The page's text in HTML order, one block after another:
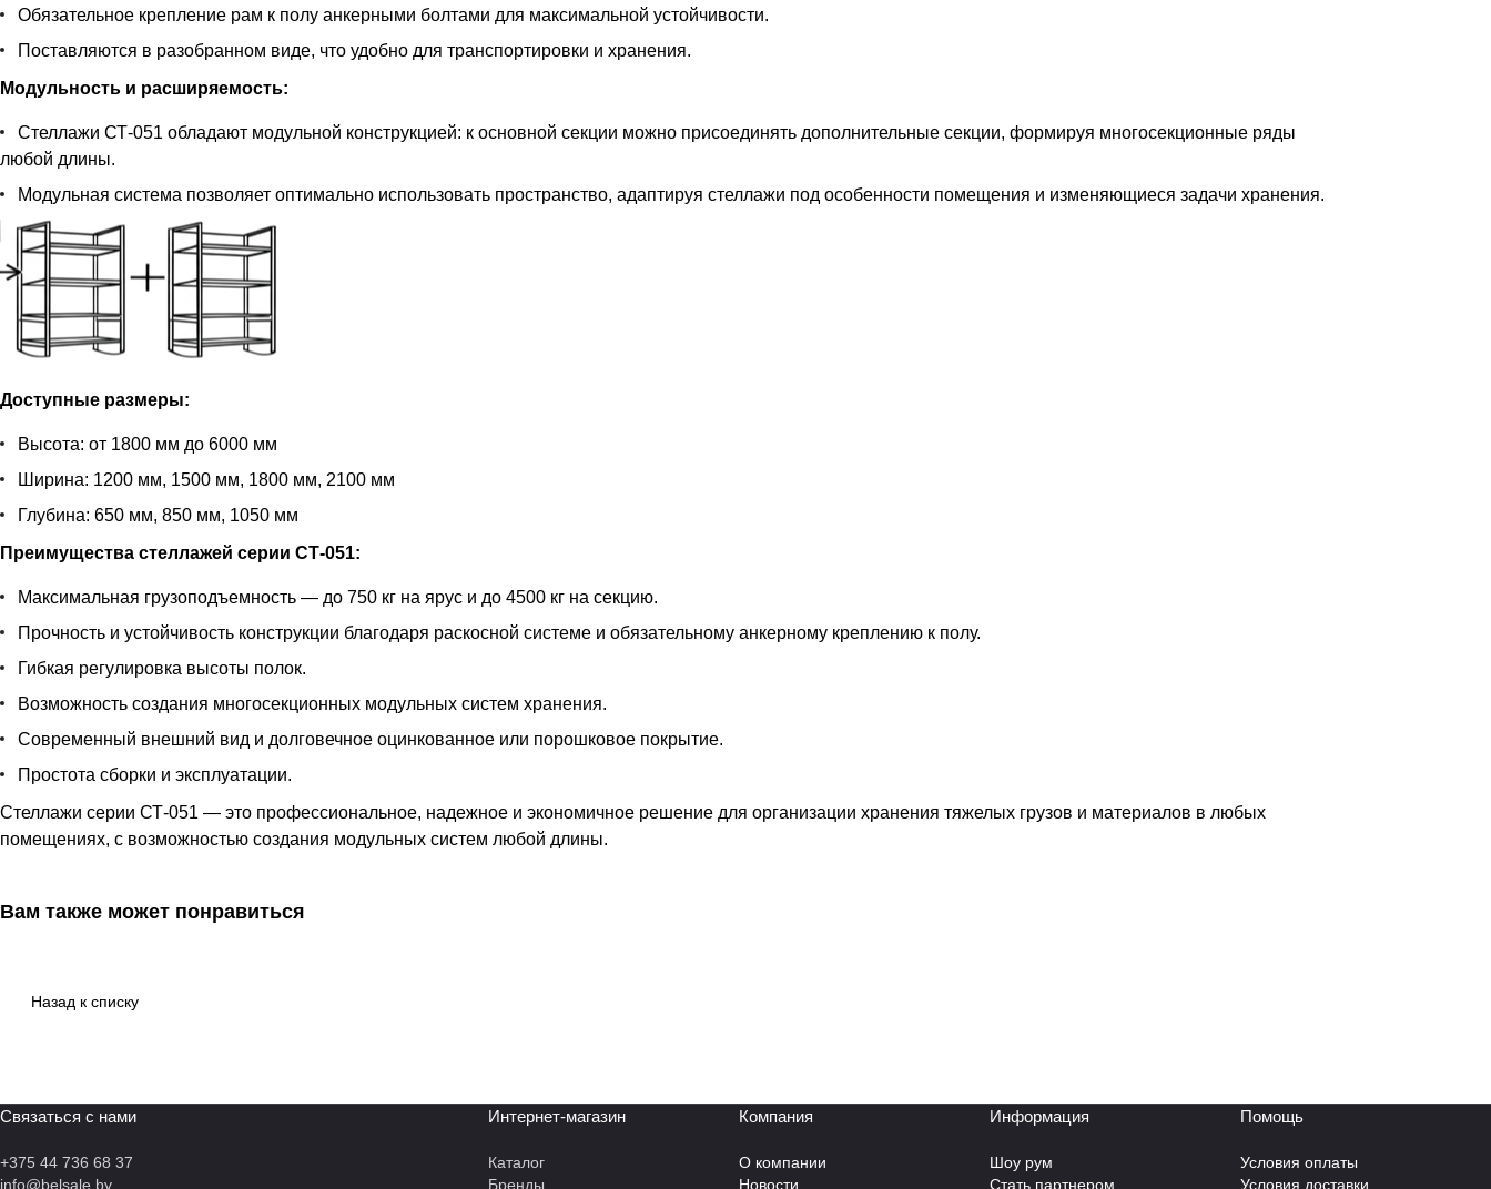
Обязательное крепление рам к полу анкерными болтами для максимальной устойчивости.
Поставляются в разобранном виде, что удобно для транспортировки и хранения.
Модульность и расширяемость:
Стеллажи СТ-051 обладают модульной конструкцией: к основной секции можно присоединять дополнительные секции, формируя многосекционные ряды
любой длины.
Модульная система позволяет оптимально использовать пространство, адаптируя стеллажи под особенности помещения и изменяющиеся задачи хранения.
Доступные размеры:
Высота: от 1800 мм до 6000 мм
Ширина: 1200 мм, 1500 мм, 1800 мм, 2100 мм
Глубина: 650 мм, 850 мм, 1050 мм
Преимущества стеллажей серии СТ-051:
Максимальная грузоподъемность — до 750 кг на ярус и до 4500 кг на секцию.
Прочность и устойчивость конструкции благодаря раскосной системе и обязательному анкерному креплению к полу.
Гибкая регулировка высоты полок.
Возможность создания многосекционных модульных систем хранения.
Современный внешний вид и долговечное оцинкованное или порошковое покрытие.
Простота сборки и эксплуатации.
Стеллажи серии СТ-051 — это профессиональное, надежное и экономичное решение для организации хранения тяжелых грузов и материалов в любых
помещениях, с возможностью создания модульных систем любой длины.
Вам также может понравиться
Назад к списку
Связаться с нами
+375 44 736 68 37
info@belsale.by
Интернет-магазин
Каталог
Бренды
Компания
О компании
Новости
Информация
Шоу рум
Стать партнером
Помощь
Условия оплаты
Условия доставки